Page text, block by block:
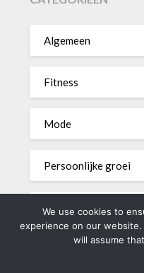
Algemeen
Fitness
Mode
Persoonlijke groei
Voeding
We use cookies to
experience on our
will assume